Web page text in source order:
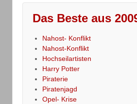
Das Beste aus
Nahost- Konflikt
Nahost-Konflikt
Hochseilartisten
Harry Potter
Piraterie
Piratenjagd
Opel- Krise